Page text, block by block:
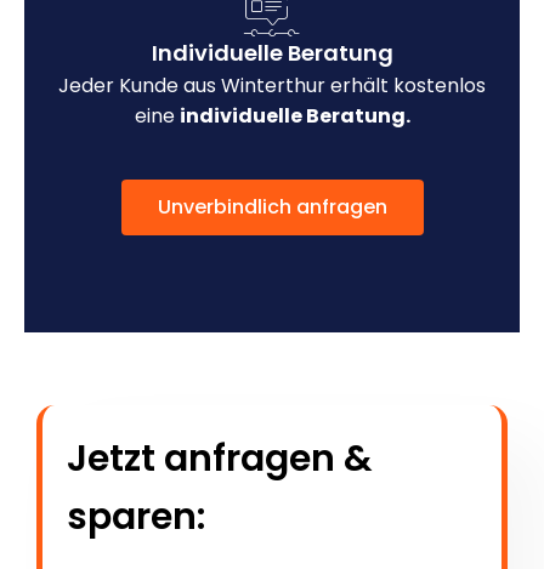
Individuelle Beratung
Jeder Kunde aus Winterthur erhält kostenlos
eine individuelle Beratung.
Unverbindlich anfragen
Jetzt anfragen &
sparen: